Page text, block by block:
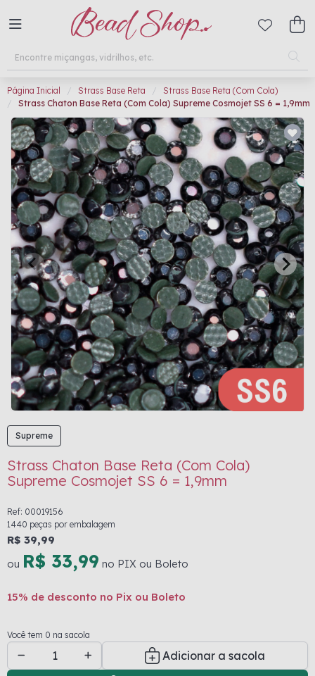
Página Inicial Strass Base Reta
Strass Base Reta (Com Cola)
Strass Chaton Base Reta (Com Cola) Supreme Cosmojet SS 6 = 1,9mm
Supreme
Strass Chaton Base Reta (Com Cola)
Supreme Cosmojet SS 6 = 1,9mm
Ref: 00019156
1440 peças por embalagem
R$ 39,99
ou R$ 33,99 no PIX ou Boleto
15% de desconto no Pix ou Boleto
Você tem 0 na sacola
Adicionar a sacola